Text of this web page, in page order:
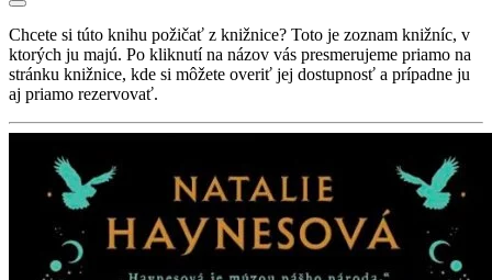
Chcete si túto knihu požičať z knižnice? Toto je zoznam knižníc, v
ktorých ju majú. Po kliknutí na názov vás presmerujeme priamo na
stránku knižnice, kde si môžete overiť jej dostupnosť a prípadne ju
aj priamo rezervovať.